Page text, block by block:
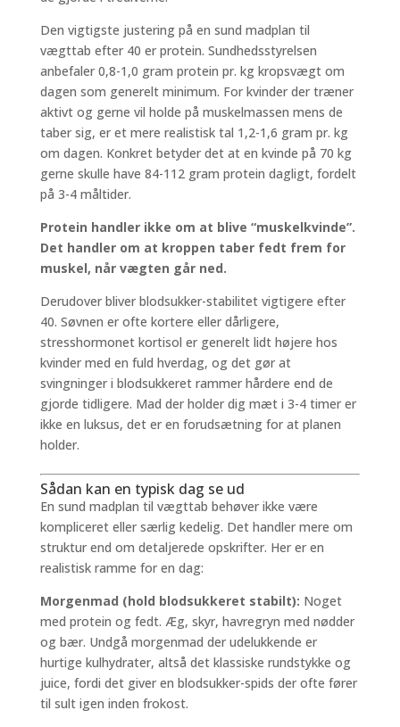
Den vigtigste justering på en sund madplan til
vægttab efter 40 er protein. Sundhedsstyrelsen
anbefaler 0,8-1,0 gram protein pr. kg kropsvægt om
dagen som generelt minimum. For kvinder der træner
aktivt og gerne vil holde på muskelmassen mens de
taber sig, er et mere realistisk tal 1,2-1,6 gram pr. kg
om dagen. Konkret betyder det at en kvinde på 70 kg
gerne skulle have 84-112 gram protein dagligt, fordelt
på 3-4 måltider.
Protein handler ikke om at blive “muskelkvinde”.
Det handler om at kroppen taber fedt frem for
muskel, når vægten går ned.
Derudover bliver blodsukker-stabilitet vigtigere efter
40. Søvnen er ofte kortere eller dårligere,
stresshormonet kortisol er generelt lidt højere hos
kvinder med en fuld hverdag, og det gør at
svingninger i blodsukkeret rammer hårdere end de
gjorde tidligere. Mad der holder dig mæt i 3-4 timer er
ikke en luksus, det er en forudsætning for at planen
holder.
Sådan kan en typisk dag se ud
En sund madplan til vægttab behøver ikke være
kompliceret eller særlig kedelig. Det handler mere om
struktur end om detaljerede opskrifter. Her er en
realistisk ramme for en dag:
Morgenmad (hold blodsukkeret stabilt): Noget
med protein og fedt. Æg, skyr, havregryn med nødder
og bær. Undgå morgenmad der udelukkende er
hurtige kulhydrater, altså det klassiske rundstykke og
juice, fordi det giver en blodsukker-spids der ofte fører
til sult igen inden frokost.